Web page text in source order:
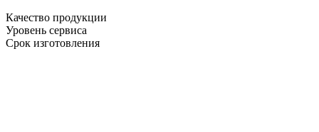
Качество продукции
Уровень сервиса
Срок изготовления